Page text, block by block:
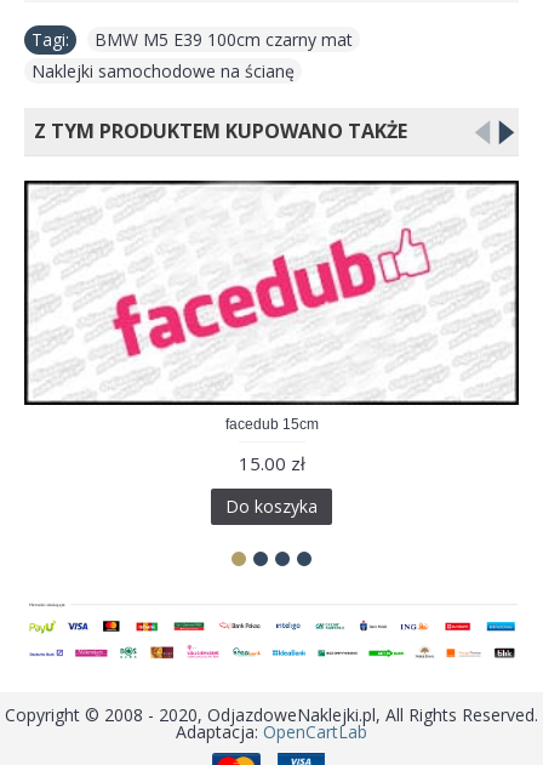
Tagi: BMW M5 E39 100cm czarny mat
Naklejki samochodowe na ścianę
Z TYM PRODUKTEM KUPOWANO TAKŻE
facedub 15cm
15.00 zł
Do koszyka
Copyright © 2008 - 2020, OdjazdoweNaklejki.pl, All Rights Reserved.
Adaptacja: OpenCartLab